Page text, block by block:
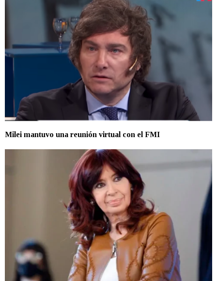
Milei mantuvo una reunión virtual con el FMI